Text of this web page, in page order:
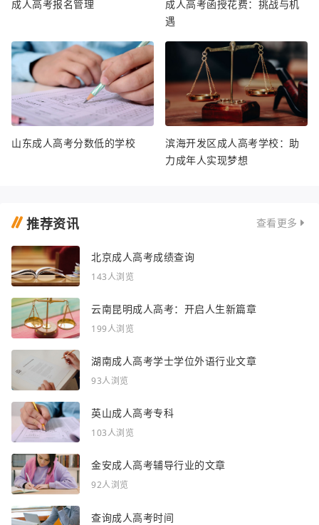
成人高考报名管理
成人高考函授花费：挑战与机
遇
山东成人高考分数低的学校
滨海开发区成人高考学校：助
力成年人实现梦想
推荐资讯 查看更多
北京成人高考成绩查询
143人浏览
云南昆明成人高考：开启人生新篇章
199人浏览
湖南成人高考学士学位外语行业文章
93人浏览
英山成人高考专科
103人浏览
金安成人高考辅导行业的文章
92人浏览
查询成人高考时间